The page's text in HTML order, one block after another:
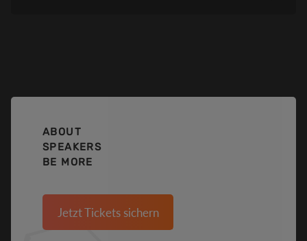
ABOUT
SPEAKERS
BE MORE
Jetzt Tickets sichern